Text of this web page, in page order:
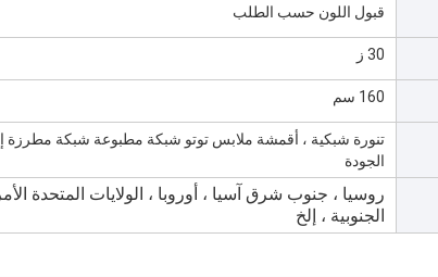
قبول اللون حسب الطلب
30 ز
160 سم
تنورة شبكية ، أقمشة ملابس توتو شبكة مطبوعة شبكة مطرزة
الجودة
روسيا ، جنوب شرق آسيا ، أوروبا ، الولايات المتحدة
الجنوبية ، إلخ